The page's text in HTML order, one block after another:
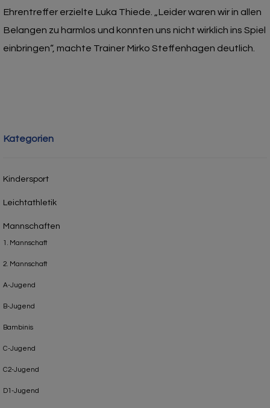
Ehrentreffer erzielte Luka Thiede. „Leider waren wir in allen
Belangen zu harmlos und konnten uns nicht wirklich ins Spiel
einbringen“, machte Trainer Mirko Steffenhagen deutlich.
Kategorien
Kindersport
Leichtathletik
Mannschaften
1. Mannschaft
2. Mannschaft
A-Jugend
B-Jugend
Bambinis
C-Jugend
C2-Jugend
D1-Jugend